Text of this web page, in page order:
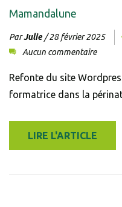
Mamandalune
ParJulie /28 février 2025
Aucun commentaire
Refonte du site
formatrice dans la
LIRE L'ARTICLE